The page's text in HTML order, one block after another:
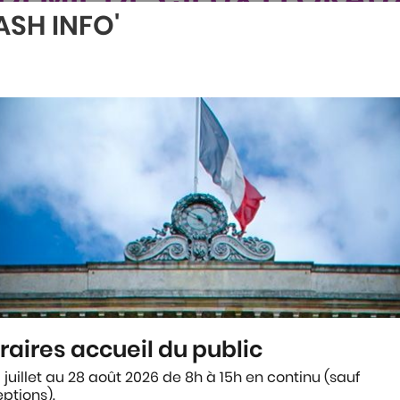
JASMIN D'ARGENT
et Francophone, récompensé par un
en prose ou en vers (100 lignes max -police
INFO'
accueil du public
juillet au 28 août 2026 de 8h à 15h en continu (sauf